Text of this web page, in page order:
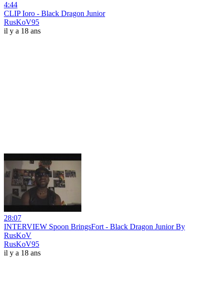
4:44
CLIP Ioro - Black Dragon Junior
RusKoV95
il y a 18 ans
28:07
INTERVIEW Spoon BringsFort - Black Dragon Junior By
RusKoV
RusKoV95
il y a 18 ans